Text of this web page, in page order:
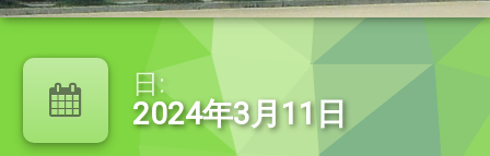
登校許可証明書
PTA規約・弔慰規約
令和8年度年間行事予定表
日:
2024年3月11日